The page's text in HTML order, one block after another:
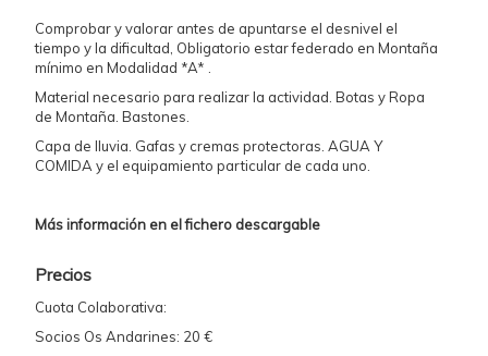
Comprobar y valorar antes de apuntarse el desnivel el
tiempo y la dificultad, Obligatorio estar federado en Montaña
mínimo en Modalidad *A* .
Material necesario para realizar la actividad. Botas y Ropa
de Montaña. Bastones.
Capa de lluvia. Gafas y cremas protectoras. AGUA Y
COMIDA y el equipamiento particular de cada uno.
Más información en el fichero descargable
Precios
Cuota Colaborativa:
Socios Os Andarines: 20 €